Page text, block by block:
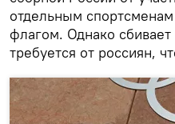
отдельным
флагом. Однако
требуется от россиян,